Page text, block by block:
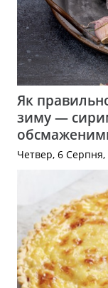
Як
зиму —
Четвер, 6 Серпня,